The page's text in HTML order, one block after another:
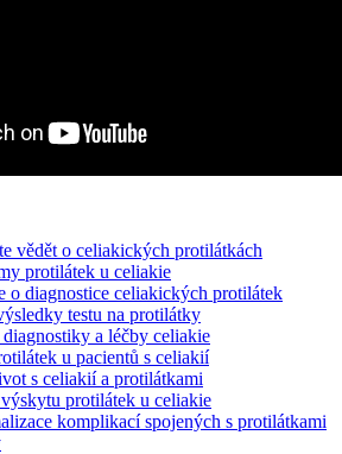
‌vědět ⁣o celiakických protilátkách
protilátek u celiakie
o diagnostice celiakických protilátek
testu na protilátky
a⁤ léčby ⁣celiakie
u pacientů s celiakií
s celiakií⁣ a protilátkami
protilátek u celiakie
komplikací spojených‍ s protilátkami